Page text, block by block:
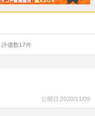
評価数17件
公開日:2020/11/09